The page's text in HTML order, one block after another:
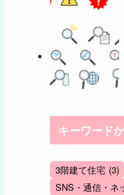
キーワード
3階建て住宅 (3)
SNS・通信・ネ